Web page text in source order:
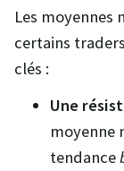
Les moyennes
certains
clés :
Une
moyenne
tendance